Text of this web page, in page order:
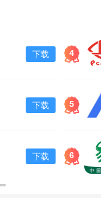
下载
下载
下载
4
5
6